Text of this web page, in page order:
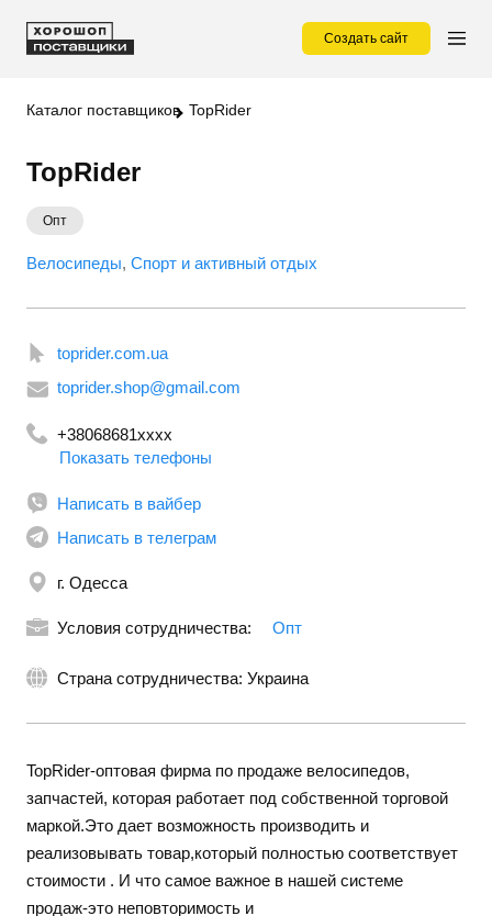
Создать сайт
Каталог поставщиков TopRider
TopRider
Опт
Велосипеды Спорт и активный отдых
toprider.com.ua
toprider.shop@gmail.com
+38068681xxxx
Показать телефоны
Написать в вайбер
Написать в телеграм
г. Одесса
Условия сотрудничества: Опт
Страна сотрудничества: Украина
TopRider-оптовая фирма по продаже велосипедов,
запчастей, которая работает под собственной торговой
маркой.Это дает возможность производить и
реализовывать товар,который полностью соответствует
стоимости . И что самое важное в нашей системе
продаж-это неповторимость и